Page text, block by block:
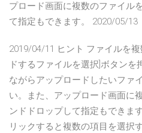
プロード画面に複数のファイル
て指定もできます。 2020/05/13
2019/04/11 ヒント ファイルを
ドするファイルを選択]ボタン
ながらアップロードしたいファ
い。また、アップロード画面に
ンドドロップして指定もできま
リックすると複数の項目を選択